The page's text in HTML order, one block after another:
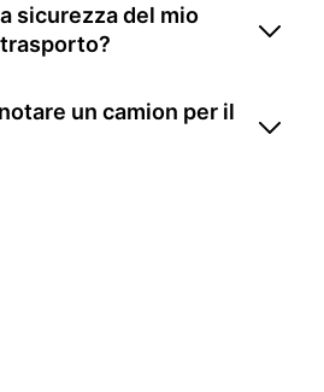
sicurezza del mio
un camion per il